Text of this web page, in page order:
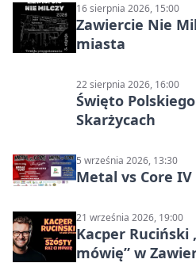
16 sierpnia 2026, 15:00
Zawiercie Nie
miasta
22 sierpnia 2026, 16:00
Święto
Skarżycach
5 września 2026, 13:30
Metal vs Core
21 września 2026, 19:00
Kacper Ruciński
mówię” w